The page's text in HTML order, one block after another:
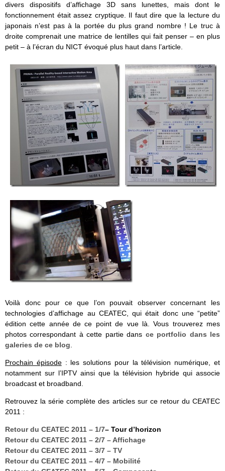
divers dispositifs d’affichage 3D sans lunettes, mais dont le
fonctionnement était assez cryptique. Il faut dire que la lecture du
japonais n’est pas à la portée du plus grand nombre ! Le truc à
droite comprenait une matrice de lentilles qui fait penser – en plus
petit – à l’écran du NICT évoqué plus haut dans l’article.
Voilà donc pour ce que l’on pouvait observer concernant les
technologies d’affichage au CEATEC, qui était donc une “petite”
édition cette année de ce point de vue là. Vous trouverez mes
photos correspondant à cette partie dans ce portfolio dans les
galeries de ce blog.
Prochain épisode: les solutions pour la télévision numérique, et
notamment sur l’IPTV ainsi que la télévision hybride qui associe
broadcast et broadband.
Retrouvez la série complète des articles sur ce retour du CEATEC
2011 :
Retour du CEATEC 2011 – 1/7– Tour d’horizon
Retour du CEATEC 2011 – 2/7 – Affichage
Retour du CEATEC 2011 – 3/7 – TV
Retour du CEATEC 2011 – 4/7 – Mobilité